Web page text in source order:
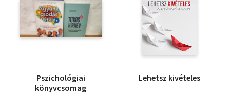
Pszichológiai
könyvcsomag
Lehetsz kivételes